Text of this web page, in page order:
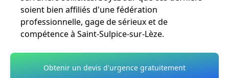
soient bien affiliés d'une fédération
professionnelle, gage de sérieux et de
compétence à Saint-Sulpice-sur-Lèze.
Obtenir un devis d'urgence gratuitement